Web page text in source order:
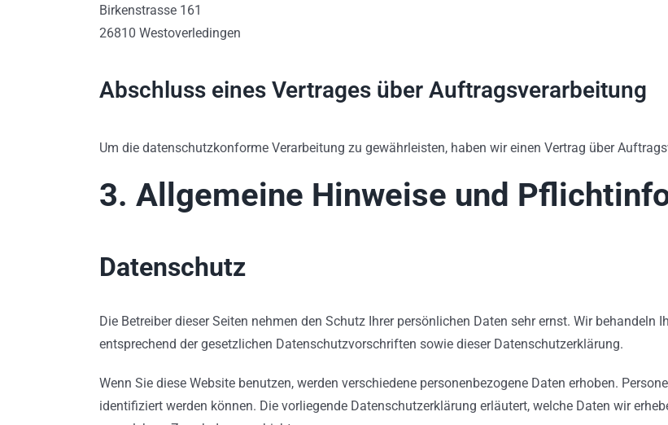
Birkenstrasse 161
26810 Westoverledingen
Abschluss eines Vertrages über Auftragsverarbeitung
Um die datenschutzkonforme Verarbeitung zu gewährleisten, haben wir einen Vertrag über
3. Allgemeine Hinweise und
Datenschutz
Die Betreiber dieser Seiten nehmen den Schutz Ihrer persönlichen Daten sehr ernst. Wir behandeln
entsprechend der gesetzlichen Datenschutzvorschriften sowie dieser Datenschutzerklärung.
Wenn Sie diese Website benutzen, werden verschiedene personenbezogene Daten erhoben.
identifiziert werden können. Die vorliegende Datenschutzerklärung erläutert, welche Daten wir